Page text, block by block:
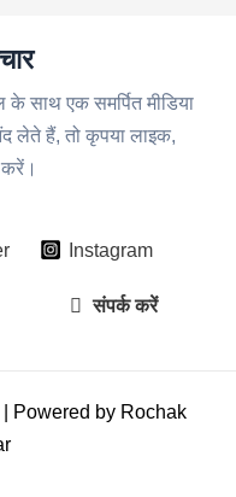
साथ एक समर्पित मीडिया
लेते हैं, तो कृपया लाइक,
Instagram
संपर्क करें
| Powered by Rochak